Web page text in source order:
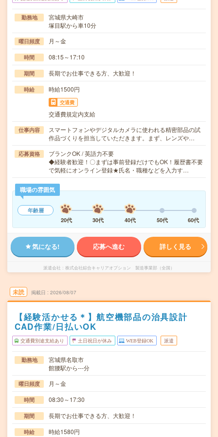
勤務地
宮城県大崎市
塚目駅から車10分
曜日頻度 月～金
時間 08:15～17:10
期間 長期でお仕事できる方、大歓迎！
時給 時給1500円
交通費
交通費規定内支給
仕事内容
スマートフォンやデジタルカメラに使われる精密部品の試
作品づくりを担当していただきます。まず、レンズや…
応募資格
ブランクOK / 英語力不要
◆経験者歓迎！〇まずは事前登録だけでもOK！履歴書不要
で気軽にオンライン登録★氏名・職種などを入力す…
職場の雰囲気
年齢層
20代
30代 40代 50代 60代
気になる! 応募へ進む 詳しく見る
派遣会社 株式会社綜合キャリアオプション 製造事業部（全国）
未読 掲載日 2026/08/07
【経験活かせる＊】航空機部品の治具設計
CAD作業/日払いOK
交通費別途支給あり 土日祝日が休み WEB登録OK 派遣
勤務地
宮城県名取市
館腰駅から---分
曜日頻度 月～金
時間 08:30～17:30
期間 長期でお仕事できる方、大歓迎！
時給 時給1580円